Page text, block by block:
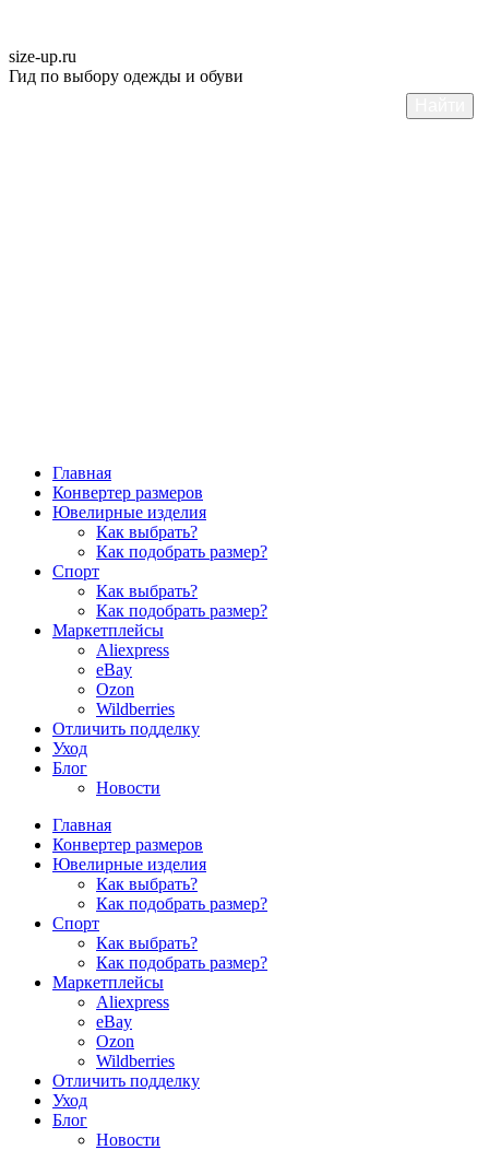
size-up.ru
Гид по выбору одежды и обуви
Главная
Конвертер размеров
Ювелирные изделия
Как выбрать?
Как подобрать размер?
Спорт
Как выбрать?
Как подобрать размер?
Маркетплейсы
Aliexpress
eBay
Ozon
Wildberries
Отличить подделку
Уход
Блог
Новости
Главная
Конвертер размеров
Ювелирные изделия
Как выбрать?
Как подобрать размер?
Спорт
Как выбрать?
Как подобрать размер?
Маркетплейсы
Aliexpress
eBay
Ozon
Wildberries
Отличить подделку
Уход
Блог
Новости